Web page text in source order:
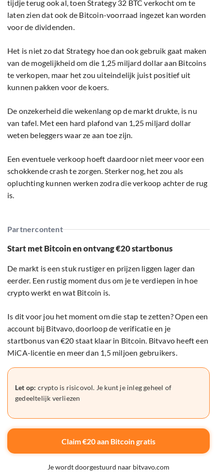
tijdje terug ook al, toen Strategy 32 BTC verkocht om te
laten zien dat ook de Bitcoin-voorraad ingezet kan worden
voor de dividenden.
Het is niet zo dat Strategy hoe dan ook gebruik gaat maken
van de mogelijkheid om die 1,25 miljard dollar aan Bitcoins
te verkopen, maar het zou uiteindelijk juist positief uit
kunnen pakken voor de koers.
De onzekerheid die wekenlang op de markt drukte, is nu
van tafel. Met een hard plafond van 1,25 miljard dollar
weten beleggers waar ze aan toe zijn.
Een eventuele verkoop hoeft daardoor niet meer voor een
schokkende crash te zorgen. Sterker nog, het zou als
opluchting kunnen werken zodra die verkoop achter de rug
is.
Partnercontent
Start met Bitcoin en ontvang €20 startbonus
De markt is een stuk rustiger en prijzen liggen lager dan
eerder. Een rustig moment dus om je te verdiepen in hoe
crypto werkt en wat Bitcoin is.
Is dit voor jou het moment om die stap te zetten? Open een
account bij Bitvavo, doorloop de verificatie en je
startbonus van €20 staat klaar in Bitcoin. Bitvavo heeft een
MiCA-licentie en meer dan 1,5 miljoen gebruikers.
Let op: crypto is risicovol. Je kunt je inleg geheel of
gedeeltelijk verliezen
Claim €20 aan Bitcoin gratis
Je wordt doorgestuurd naar bitvavo.com